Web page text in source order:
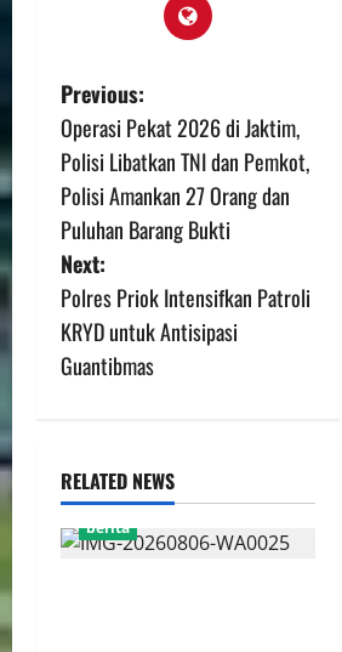
Previous:
Operasi Pekat 2026 di Jaktim,
Polisi Libatkan TNI dan Pemkot,
Polisi Amankan 27 Orang dan
Puluhan Barang Bukti
Next:
Polres Priok Intensifkan Patroli
KRYD untuk Antisipasi
Guantibmas
RELATED NEWS
berita